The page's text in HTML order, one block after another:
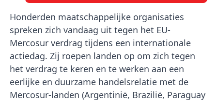
Honderden maatschappelijke organisaties
spreken zich vandaag uit tegen het EU-
Mercosur verdrag tijdens een internationale
actiedag. Zij roepen landen op om zich tegen
het verdrag te keren en te werken aan een
eerlijke en duurzame handelsrelatie met de
Mercosur-landen (Argentinië, Brazilië, Paraguay